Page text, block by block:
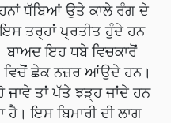
ਧੱਬਿਆਂ ਉਤੇ ਕਾਲੇ ਰੰਗ ਦੇ
ਤਰ੍ਹਾਂ ਪ੍ਰਤੀਤ ਹੁੰਦੇ ਹਨ
ਬਾਅਦ ਇਹ ਧਬੇ ਵਿਚਕਾਰੋਂ
ਛੇਕ ਨਜ਼ਰ ਆਂਉਦੇ ਹਨ।
ਜਾਵੇ ਤਾਂ ਪੱਤੇ ਝੜ੍ਹ ਜਾਂਦੇ ਹਨ
ਇਸ ਬਿਮਾਰੀ ਦੀ ਲਾਗ